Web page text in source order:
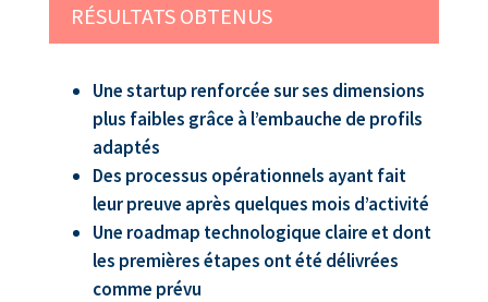
RÉSULTATS OBTENUS
Une startup renforcée sur ses dimensions
plus faibles grâce à l’embauche de profils
adaptés
Des processus opérationnels ayant fait
leur preuve après quelques mois d’activité
Une roadmap technologique claire et dont
les premières étapes ont été délivrées
comme prévu